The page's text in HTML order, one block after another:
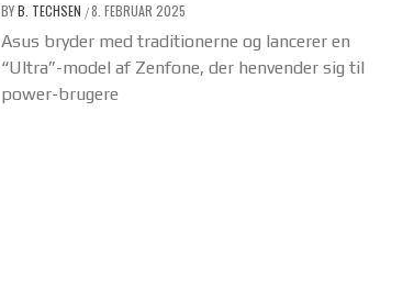
BYB. TECHSEN /8. FEBRUAR 2025
Asus bryder med traditionerne og lancerer en
“Ultra”-model af Zenfone, der henvender sig til
power-brugere